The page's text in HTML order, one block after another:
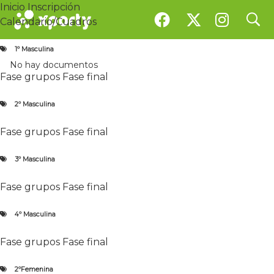
search
search
1r Prueba del circuito Aurial
Competición de Pádel
Aurial Pàdel by Marta Marrero
1º Masculina
2º Masculina
Fase grupos
3º Masculina
InicioInscripción
Calendario/Cuadros
1º Masculina
Fase grupos Fase final
2º Masculina
Fase grupos Fase final
3º Masculina
Fase grupos Fase final
4º Masculina
Fase grupos Fase final
2ºFemenina
Documentos
No hay documentos